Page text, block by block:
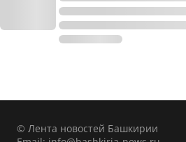
© Лента новостей Башкирии